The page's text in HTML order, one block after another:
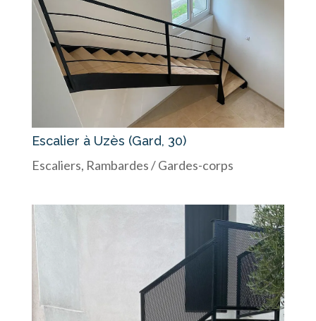
Escalier à Uzès (Gard, 30)
Escaliers, Rambardes / Gardes-corps